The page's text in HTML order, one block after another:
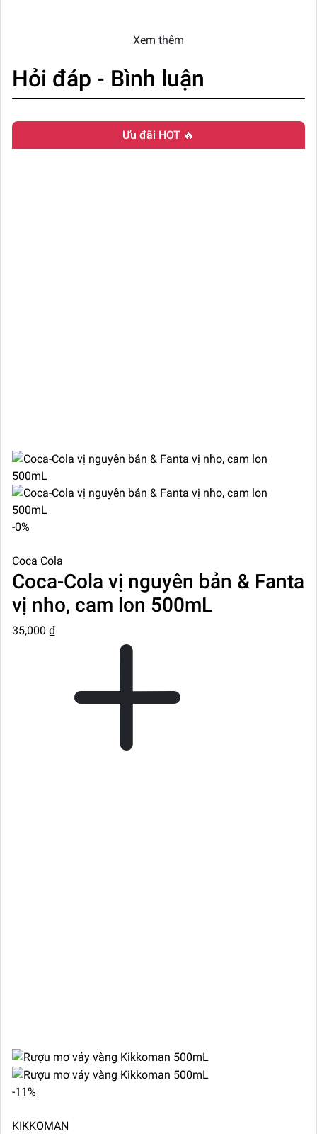
Xem thêm
Hỏi đáp - Bình luận
Ưu đãi HOT 🔥
-0%
Coca Cola
Coca-Cola vị nguyên bản & Fanta
vị nho, cam lon 500mL
35,000 ₫
-11%
KIKKOMAN